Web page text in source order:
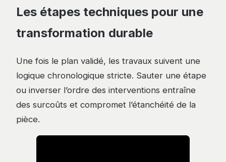
Les étapes techniques pour une
transformation durable
Une fois le plan validé, les travaux suivent une
logique chronologique stricte. Sauter une étape
ou inverser l’ordre des interventions entraîne
des surcoûts et compromet l’étanchéité de la
pièce.